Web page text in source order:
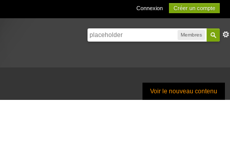
Connexion Créer un compte
Membres
Voir le nouveau contenu